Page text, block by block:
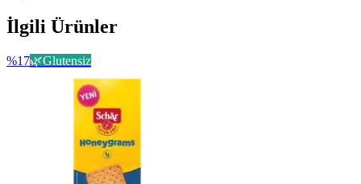
İlgili Ürünler
%17🌿Glutensiz